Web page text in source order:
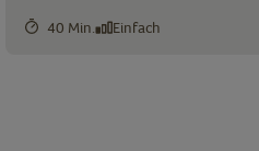
40 Min. Einfach